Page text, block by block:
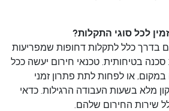
מיועדים בדרך כלל לתקלות דחופות שמפריעות
סכנה בטיחותית. טכנאי חירום יעשה ככל
או לפחות לתת פתרון זמני
מלא בשעות העבודה הרגילות. כדאי
שירות החירום שלהם.